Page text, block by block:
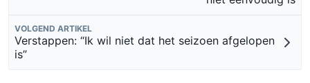
VOLGEND ARTIKEL
Verstappen: “Ik wil niet dat het seizoen afgelopen
is”